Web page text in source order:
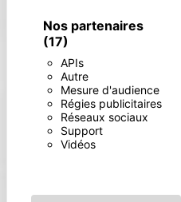
Nos partenaires
(17)
APIs
Autre
Mesure d'audience
Régies publicitaires
Réseaux sociaux
Support
Vidéos
** Les données personnelles
nécessaires aux fins de vous
à l'entreprise et ses sous-
d’accès, de rectification,
limitation, d’opposition, de
tout moment et du droit
d’une autorité de contrôle,
vos données post-mortem.
par voie postale ou par
d'identité pourra vous être
données pendant la période
pendant la durée de